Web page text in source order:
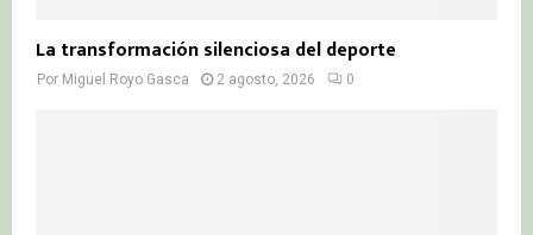
La transformación silenciosa del deporte
Por Miguel Royo Gasca 2 agosto, 2026 0